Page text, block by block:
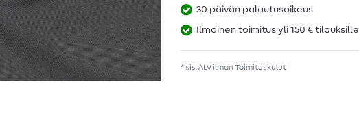
30 päivän palautusoikeus
Ilmainen toimitus yli 150 € tilauksille
* sis. ALV ilman Toimituskulut